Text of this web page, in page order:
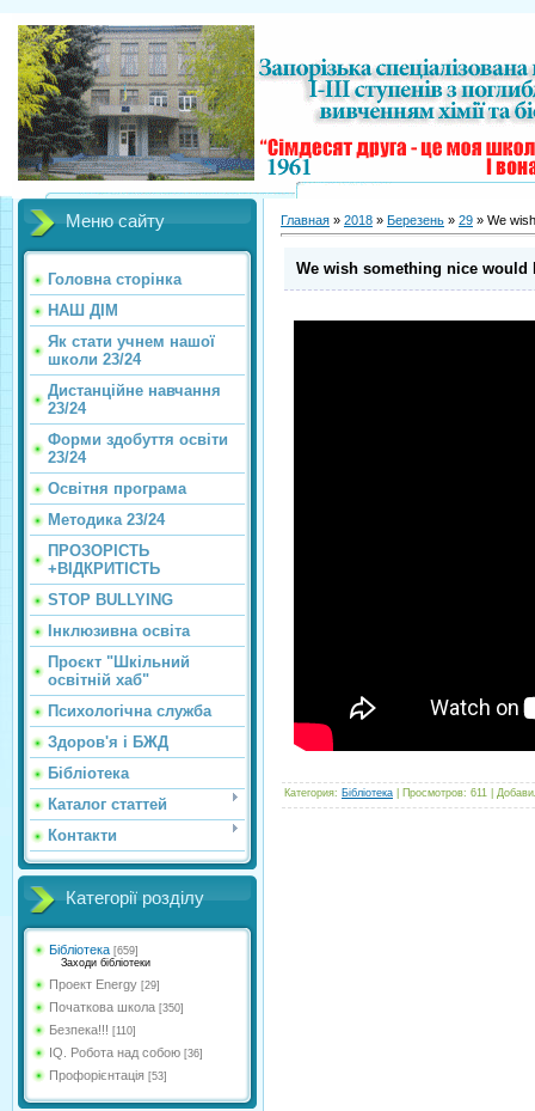
Меню сайту
Головна сторінка
НАШ ДІМ
Як стати учнем нашої
школи 23/24
Дистанційне навчання
23/24
Форми здобуття освіти
23/24
Освітня програма
Методика 23/24
ПРОЗОРІСТЬ
+ВІДКРИТІСТЬ
STOP BULLYING
Інклюзивна освіта
Проєкт "Шкільний
освітній хаб"
Психологічна служба
Здоров'я і БЖД
Бібліотека
Каталог статтей
Контакти
Категорії розділу
Бібліотека [659]
Заходи бібліотеки
Проект Energy [29]
Початкова школа [350]
Безпека!!! [110]
IQ. Робота над собою [36]
Профорієнтація [53]
Главная » 2018 » Березень » 29 » We
We wish something nice would
Категория: Бібліотека Просмотров: 611